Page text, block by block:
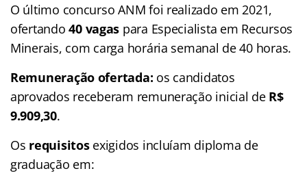
O último concurso ANM foi realizado em 2021,
ofertando40 vagas para Especialista em Recursos
Minerais, com carga horária semanal de 40 horas.
Remuneração ofertada: os candidatos
aprovados receberam remuneração inicial de R$
9.909,30.
Os requisitosexigidos incluíam diploma de
graduação em: